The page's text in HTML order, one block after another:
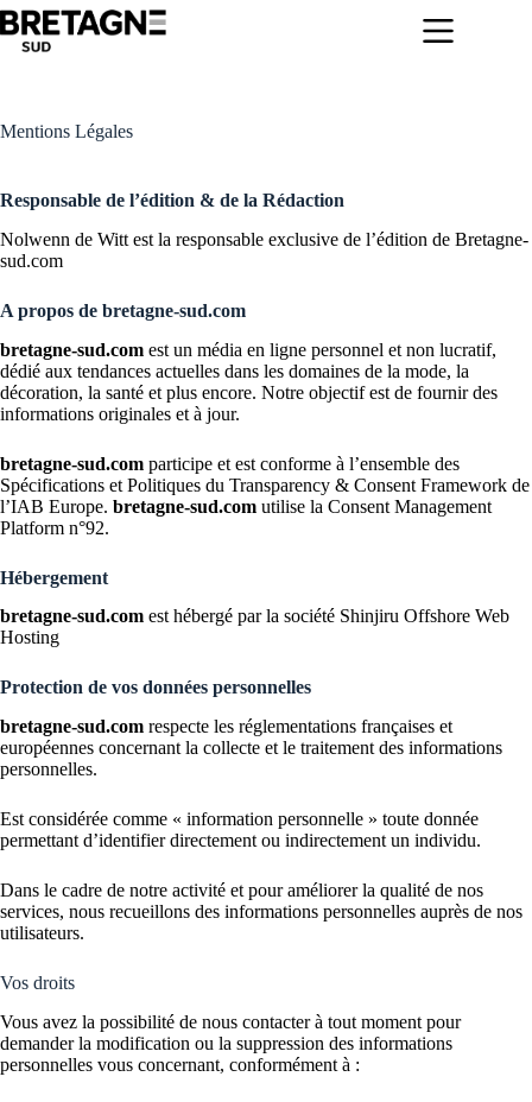
Passer
au
contenu
Mentions Légales
Responsable de l’édition & de la Rédaction
Nolwenn de Witt est la responsable exclusive de l’édition de Bretagne-
sud.com
A propos de bretagne-sud.com
bretagne-sud.com est un média en ligne personnel et non lucratif,
dédié aux tendances actuelles dans les domaines de la mode, la
décoration, la santé et plus encore. Notre objectif est de fournir des
informations originales et à jour.
bretagne-sud.com participe et est conforme à l’ensemble des
Spécifications et Politiques du Transparency & Consent Framework de
l’IAB Europe. bretagne-sud.com utilise la Consent Management
Platform n°92.
Hébergement
bretagne-sud.com est hébergé par la société Shinjiru Offshore Web
Hosting
Protection de vos données personnelles
bretagne-sud.com respecte les réglementations françaises et
européennes concernant la collecte et le traitement des informations
personnelles.
Est considérée comme « information personnelle » toute donnée
permettant d’identifier directement ou indirectement un individu.
Dans le cadre de notre activité et pour améliorer la qualité de nos
services, nous recueillons des informations personnelles auprès de nos
utilisateurs.
Vos droits
Vous avez la possibilité de nous contacter à tout moment pour
demander la modification ou la suppression des informations
personnelles vous concernant, conformément à :